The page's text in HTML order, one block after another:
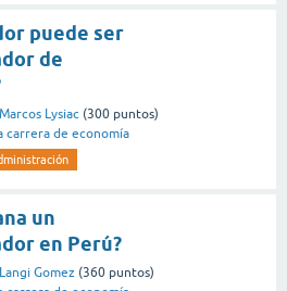
puede ser
de
Marcos Lysiac (300 puntos)
carrera de economía
un
en Perú?
Langi Gomez (360 puntos)